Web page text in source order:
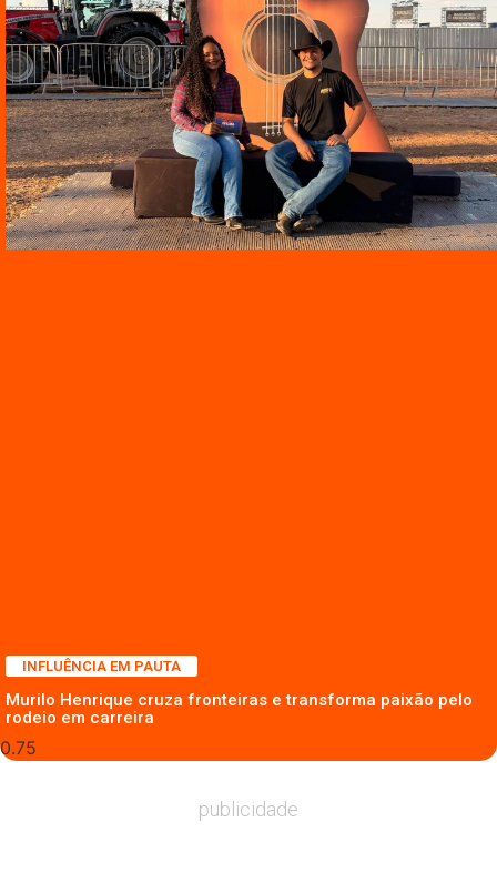
INFLUÊNCIA EM PAUTA
Murilo Henrique cruza fronteiras e transforma paixão pelo
rodeio em carreira
publicidade